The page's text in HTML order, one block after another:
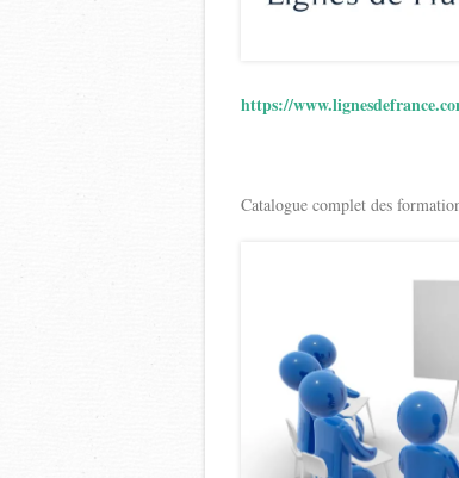
https://
Catalogue complet des